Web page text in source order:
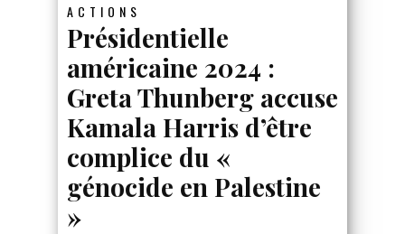
ACTIONS
Présidentielle
américaine 2024 :
Greta Thunberg accuse
Kamala Harris d’être
complice du «
génocide en Palestine
»